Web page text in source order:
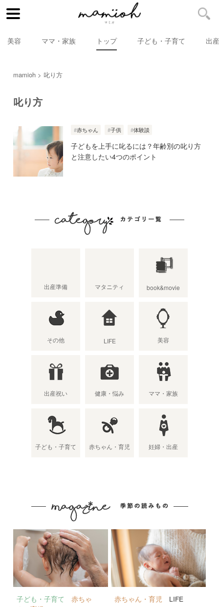
美容 ママ・家族 トップ 子ども・子育て 出
mamioh 叱り方
叱り方
赤ちゃん 子供 体験談
子どもを上手に叱るには？年齢別の叱り方
と注意したい4つのポイント
出産準備 マタニティ book&movie
その他 LIFE 美容
出産祝い 健康・悩み ママ・家族
子ども・子育て 赤ちゃん・育児 妊婦・出産
子ども・子育て
赤ちゃ
赤ちゃん・育児
LIFE